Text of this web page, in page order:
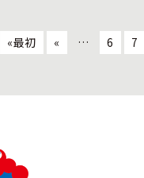
«最初 « … 6 7